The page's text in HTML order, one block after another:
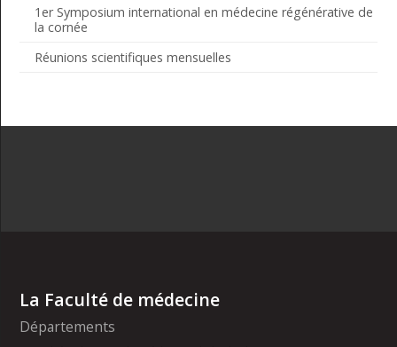
1er Symposium international en médecine régénérative de
la cornée
Réunions scientifiques mensuelles
La Faculté de médecine
Départements